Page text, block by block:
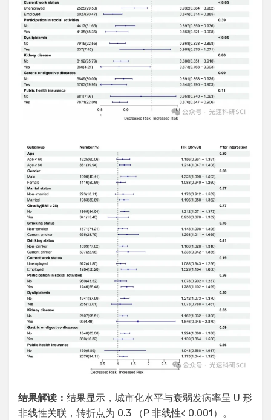
结果解读： 结果显示，城市化水平与衰弱发病率呈 U 形
非线性关联，转折点为 0.3 （P 非线性< 0.001）。